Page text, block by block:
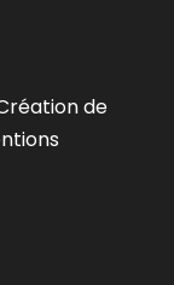
de